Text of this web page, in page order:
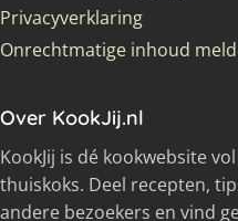
Privacyverklaring
Onrechtmatige inhoud
Over KookJij.nl
KookJij is dé kookwebsite
thuiskoks. Deel recepten,
andere bezoekers en vind